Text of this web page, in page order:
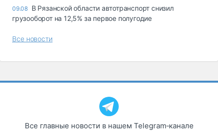
09.08 В Рязанской области автотранспорт снизил
грузооборот на 12,5% за первое полугодие
Все новости
Все главные новости в нашем Telegram‑канале